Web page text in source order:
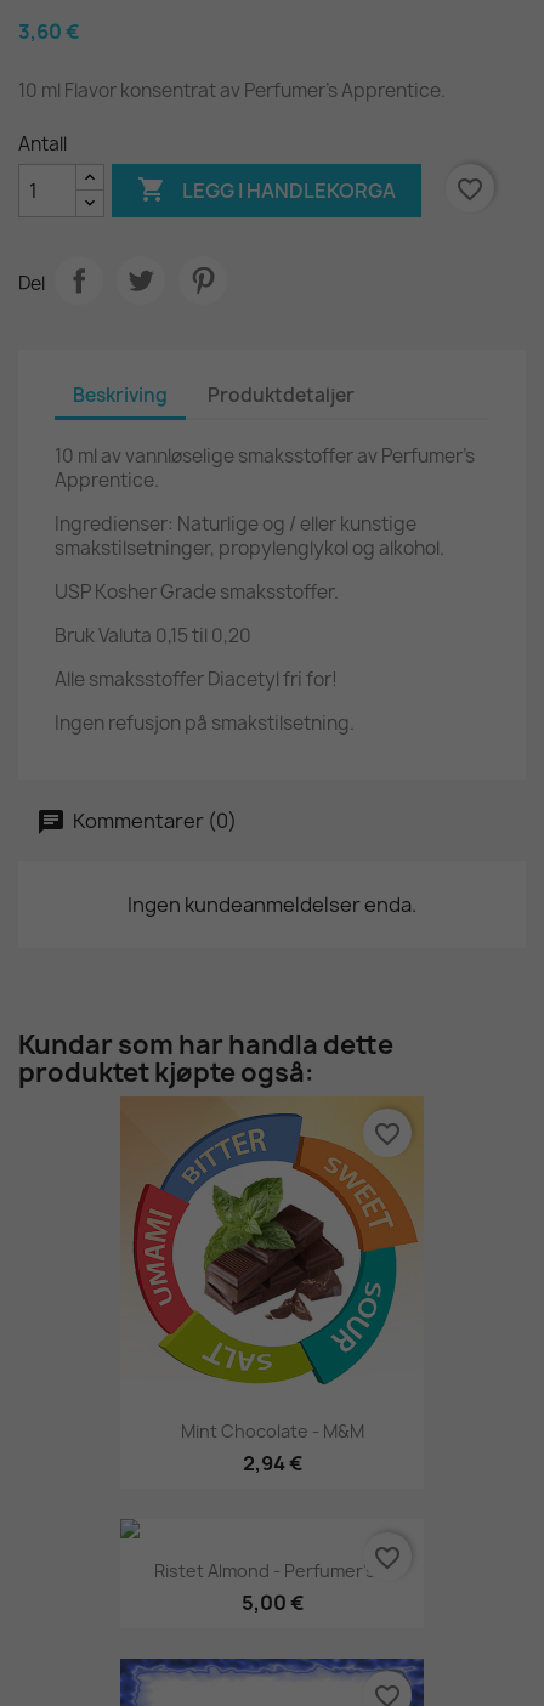
3,60 €
10 ml Flavor konsentrat av Perfumer's Apprentice.
Antall
 LEGG I HANDLEKORGA favorite_border
Del
Beskriving Produktdetaljer
10 ml av vannløselige smaksstoffer av Perfumer's
Apprentice.
Ingredienser: Naturlige og / eller kunstige
smakstilsetninger, propylenglykol og alkohol.
USP Kosher Grade smaksstoffer.
Bruk Valuta 0,15 til 0,20
Alle smaksstoffer Diacetyl fri for!
Ingen refusjon på smakstilsetning.
Kommentarer (0)
Ingen kundeanmeldelser enda.
Kundar som har handla dette
produktet kjøpte også:
Mint Chocolate - M&M
2,94 €
favorite_border
Ristet Almond - Perfumer's...
5,00 €
favorite_border
favorite_border